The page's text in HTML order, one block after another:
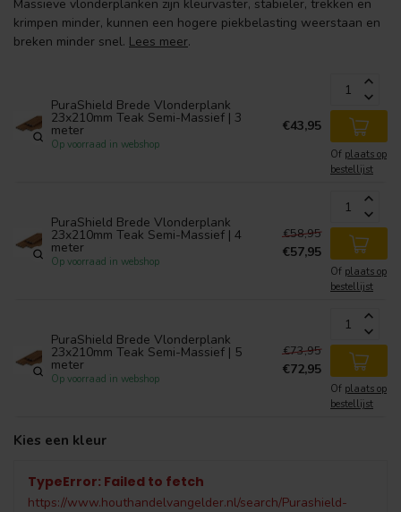
Massieve vlonderplanken zijn kleurvaster, stabieler, trekken en
krimpen minder, kunnen een hogere piekbelasting weerstaan en
breken minder snel. Lees meer.
PuraShield Brede Vlonderplank
23x210mm Teak Semi-Massief | 3
meter
Op voorraad in webshop
€43,95
Of plaats op
bestellijst
PuraShield Brede Vlonderplank
23x210mm Teak Semi-Massief | 4
meter
Op voorraad in webshop
€58,95
€57,95
Of plaats op
bestellijst
PuraShield Brede Vlonderplank
23x210mm Teak Semi-Massief | 5
meter
Op voorraad in webshop
€73,95
€72,95
Of plaats op
bestellijst
Kies een kleur
TypeError: Failed to fetch
https://www.houthandelvangelder.nl/search/Purashield-